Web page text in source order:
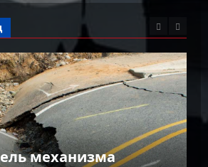
механизма